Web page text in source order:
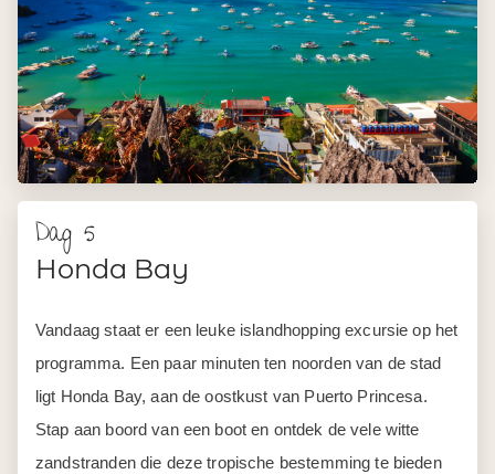
Dag 5
Honda Bay
Vandaag staat er een leuke islandhopping excursie op het
programma. Een paar minuten ten noorden van de stad
ligt Honda Bay, aan de oostkust van Puerto Princesa.
Stap aan boord van een boot en ontdek de vele witte
zandstranden die deze tropische bestemming te bieden